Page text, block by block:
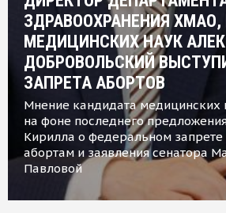
ЗДРАВООХРАНЕНИЯ
МЕДИЦИНСКИХ НАУК
ДОБРОВОЛЬСКИЙ
ЗАПРЕТА АБОРТОВ
Мнение кандидата медицинских
на фоне последнего
Кирилла о федеральном запрете
абортам и заявления сенатора
Павловой